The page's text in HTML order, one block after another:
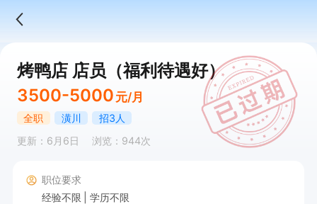
烤鸭店 店员（福利待遇好）
3500-5000 元/月
全职 潢川
招3人
更新：6月6日
浏览：944次
职位要求
经验不限
学历不限